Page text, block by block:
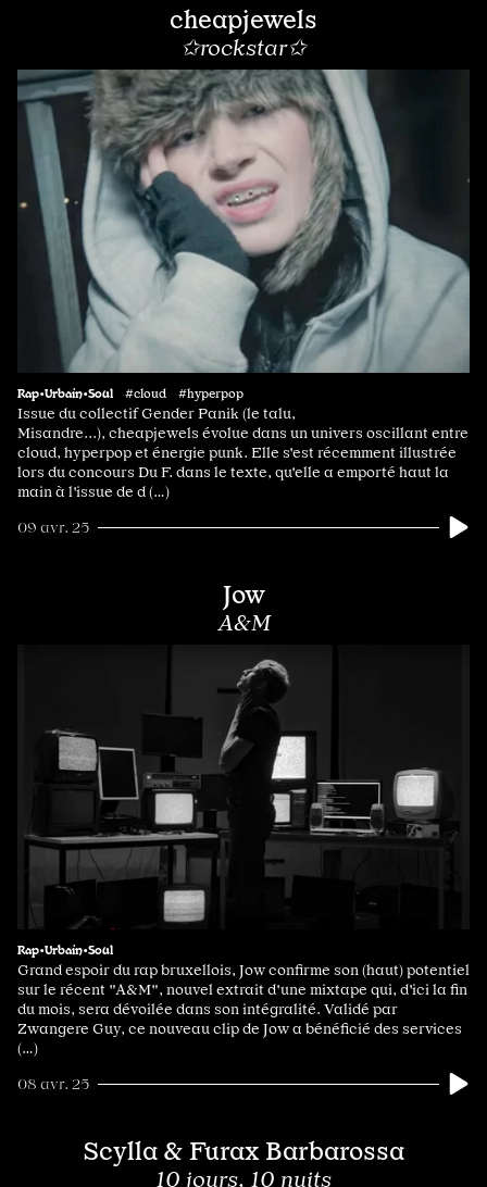
cheapjewels
✩rockstar✩
Rap•Urbain•Soul #cloud #hyperpop
Issue du collectif Gender Panik (le talu,
Misandre...), cheapjewels évolue dans un univers oscillant entre
cloud, hyperpop et énergie punk. Elle s'est récemment illustrée
lors du concours Du F. dans le texte, qu'elle a emporté haut la
main à l'issue de d (…)
09 avr. 25
Jow
A&M
Rap•Urbain•Soul
Grand espoir du rap bruxellois, Jow confirme son (haut) potentiel
sur le récent "A&M", nouvel extrait d'une mixtape qui, d'ici la fin
du mois, sera dévoilée dans son intégralité. Validé par
Zwangere Guy, ce nouveau clip de Jow a bénéficié des services
(…)
08 avr. 25
Scylla & Furax Barbarossa
10 jours, 10 nuits